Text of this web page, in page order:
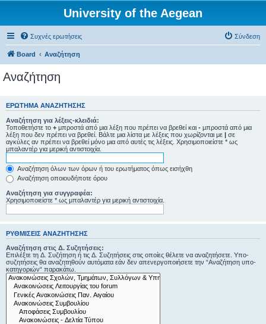
University of the Aegean
Συχνές ερωτήσεις Σύνδεση
Board Αναζήτηση
Αναζήτηση
ΕΡΏΤΗΜΑ ΑΝΑΖΉΤΗΣΗΣ
Αναζήτηση για λέξεις-κλειδιά:
Τοποθετήστε το + μπροστά από μια λέξη που πρέπει να βρεθεί και - μπροστά από μια
λέξη που δεν πρέπει να βρεθεί. Βάλτε μια λίστα με λέξεις που χωρίζονται με | σε
αγκύλες αν πρέπει να βρεθεί μόνο μια από αυτές τις λέξεις. Χρησιμοποιείστε * ως
μπαλαντέρ για μερική αντιστοιχία.
Αναζήτηση όλων των όρων ή του ερωτήματος όπως εισήχθη
Αναζήτηση οποιουδήποτε όρου
Αναζήτηση για συγγραφέα:
Χρησιμοποιείστε * ως μπαλαντέρ για μερική αντιστοιχία.
ΡΥΘΜΊΣΕΙΣ ΑΝΑΖΉΤΗΣΗΣ
Αναζήτηση στις Δ. Συζητήσεις:
Επιλέξτε τη Δ. Συζήτηση ή τις Δ. Συζητήσεις στις οποίες θέλετε να αναζητήσετε. Υπο-
συζητήσεις θα αναζητηθούν αυτόματα εάν δεν απενεργοποιήσετε την “Αναζήτηση υπο-
κατηγοριών“ παρακάτω.